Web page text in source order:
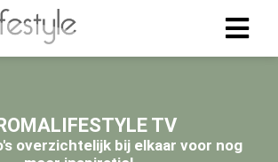
TV
overzichtelijk bij elkaar voor nog